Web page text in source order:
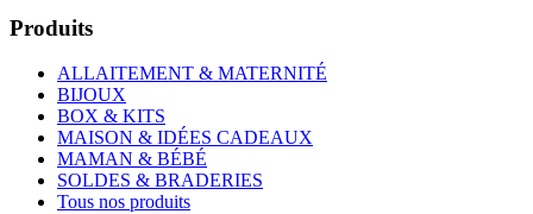
variations.
Les
peuvent
être
choisies
sur
Produits
ALLAITEMENT & MATERNITÉ
BIJOUX
BOX & KITS
MAISON & IDÉES CADEAUX
MAMAN & BÉBÉ
SOLDES & BRADERIES
Tous nos produits